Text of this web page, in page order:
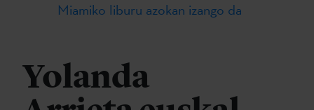
Miamiko liburu azokan izango da
Yolanda